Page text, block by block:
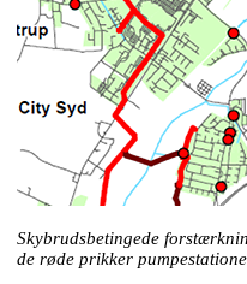
Skybrudsbetingede
de røde prikker